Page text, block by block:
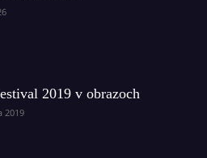
2019 v obrazoch
2019